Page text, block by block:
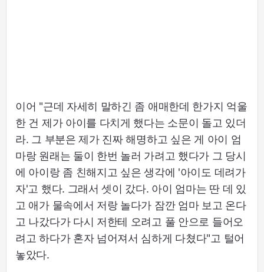
이어 "근데 자세히 말하긴 좀 애매한데 한가지 억울
한 건 제가 아이를 다치게 했다는 소문이 돌고 있더
라. 그 부분은 제가 진짜 해명하고 싶은 게 아이 엄
마랑 원래는 둘이 한번 놀러 가려고 했다가 그 당시
에 아이랑 좀 친해지고 싶은 생각에 '아이도 데려가
자'고 했다. 그래서 셋이 갔다. 아이 엄마는 딴 데 있
고 애가 물속에서 저랑 놀다가 잠깐 엄마 보고 온다
고 나갔다가 다시 저한테 오려고 풀 안으로 들어오
려고 하다가 혼자 넘어져서 심하게 다쳤다"고 털어
놓았다.